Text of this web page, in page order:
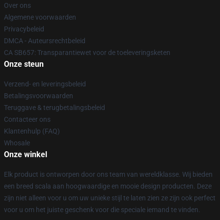
Over ons
Algemene voorwaarden
Privacybeleid
DMCA - Auteursrechtbeleid
CA SB657: Transparantiewet voor de toeleveringsketen
Onze steun
Verzend- en leveringsbeleid
Betalingsvoorwaarden
Teruggave & terugbetalingsbeleid
Contacteer ons
Klantenhulp (FAQ)
Whosale
Onze winkel
Elk product is ontworpen door ons team van wereldklasse. Wij bieden
een breed scala aan hoogwaardige en mooie design producten. Deze
zijn niet alleen voor u om uw unieke stijl te laten zien ze zijn ook perfect
voor u om het juiste geschenk voor die speciale iemand te vinden.